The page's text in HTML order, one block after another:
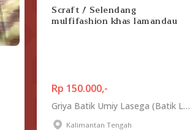
Scraft / Selendang
mulfifashion khas lamandau
Rp 150.000,-
Griya Batik Umiy Lasega (Batik Lamandau)
Kalimantan Tengah